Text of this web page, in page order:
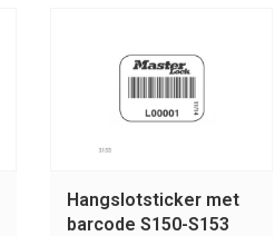
Hangslotsticker met
barcode S150-S153